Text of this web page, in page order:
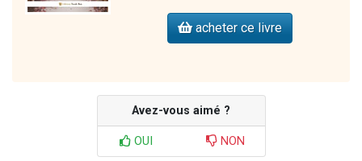
acheter ce livre
Avez-vous aimé ?
OUI NON